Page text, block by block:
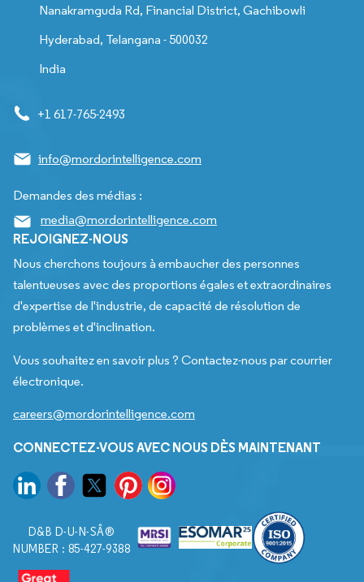
Nanakramguda Rd, Financial District, Gachibowli
Hyderabad, Telangana - 500032
India
+1 617-765-2493
info@mordorintelligence.com
Demandes des médias :
media@mordorintelligence.com
REJOIGNEZ-NOUS
Nous cherchons toujours à embaucher des personnes
talentueuses avec des proportions égales et extraordinaires
d'expertise de l'industrie, de capacité de résolution de
problèmes et d'inclination.
Vous souhaitez en savoir plus ? Contactez-nous par courrier
électronique.
careers@mordorintelligence.com
CONNECTEZ-VOUS AVEC NOUS DÈS MAINTENANT
D&B D-U-N-SÂ®
NUMBER : 85-427-9388